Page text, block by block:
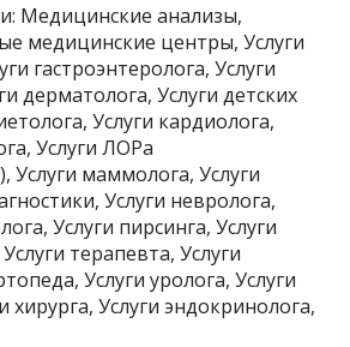
Медицинские анализы,
медицинские центры, Услуги
гастроэнтеролога, Услуги
дерматолога, Услуги детских
Услуги кардиолога,
Услуги ЛОРа
Услуги маммолога, Услуги
Услуги невролога,
Услуги пирсинга, Услуги
терапевта, Услуги
Услуги уролога, Услуги
хирурга, Услуги эндокринолога,